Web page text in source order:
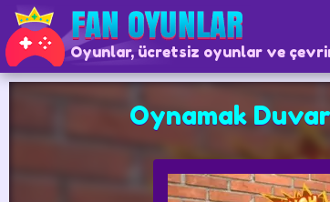
Oyunlar, ücretsiz oyunlar ve
Oynamak